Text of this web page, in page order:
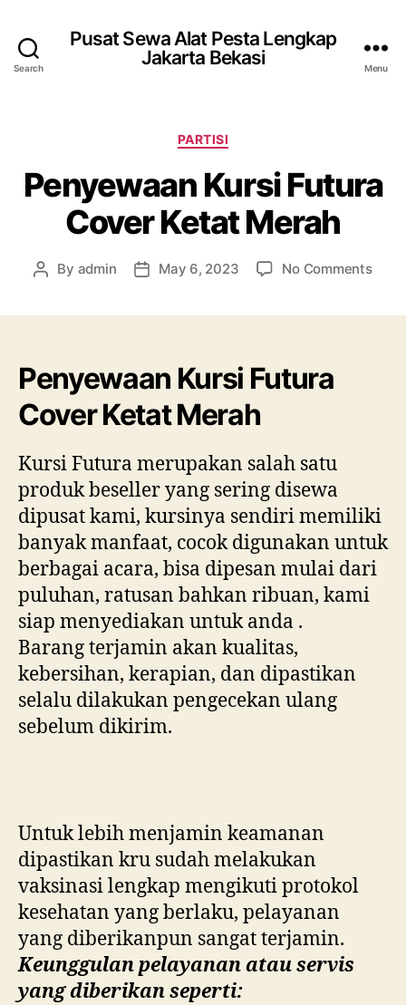
Search
Pusat Sewa Alat Pesta Lengkap
Jakarta Bekasi
Menu
Categories
PARTISI
Penyewaan Kursi Futura
Cover Ketat Merah
Post
By admin
PostMay 6, 2023 No Commentson
Penyewaan Kursi Futura
Cover Ketat Merah
Kursi Futura merupakan salah satu
produk beseller yang sering disewa
dipusat kami, kursinya sendiri memiliki
banyak manfaat, cocok digunakan untuk
berbagai acara, bisa dipesan mulai dari
puluhan, ratusan bahkan ribuan, kami
siap menyediakan untuk anda .
Barang terjamin akan kualitas,
kebersihan, kerapian, dan dipastikan
selalu dilakukan pengecekan ulang
sebelum dikirim.
Untuk lebih menjamin keamanan
dipastikan kru sudah melakukan
vaksinasi lengkap mengikuti protokol
kesehatan yang berlaku, pelayanan
yang diberikanpun sangat terjamin.
Keunggulan pelayanan atau servis
yang diberikan seperti: